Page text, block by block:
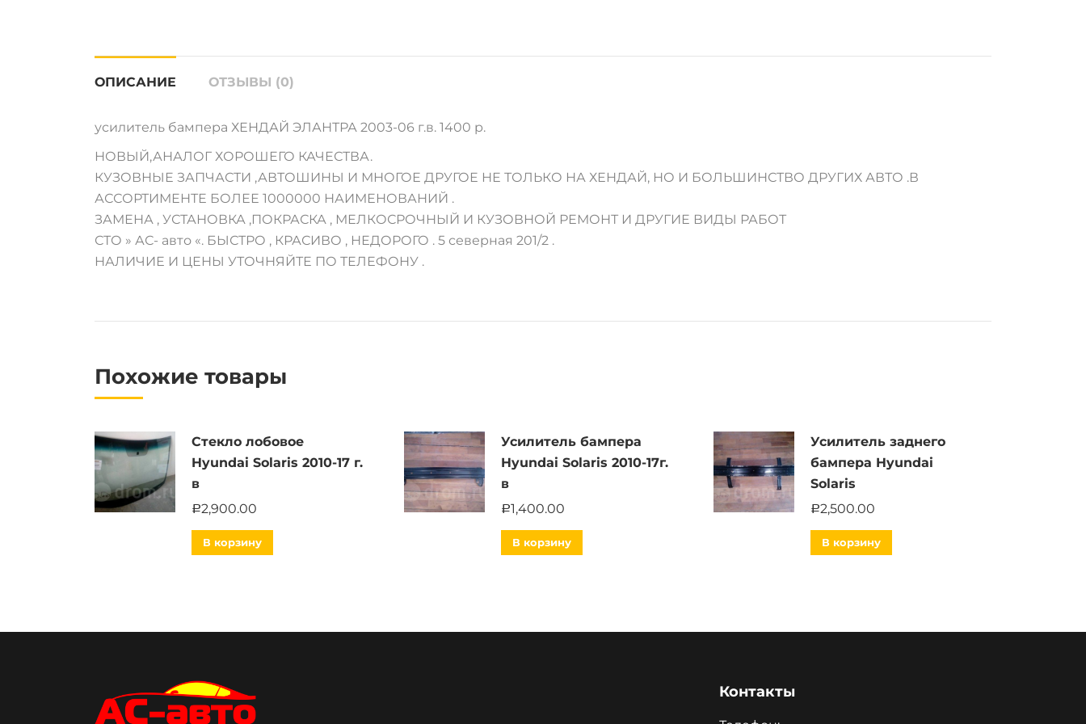
ОПИСАНИЕ ОТЗЫВЫ (0)
усилитель бампера ХЕНДАЙ ЭЛАНТРА 2003-06 г.в. 1400 р.
НОВЫЙ,АНАЛОГ ХОРОШЕГО КАЧЕСТВА.
КУЗОВНЫЕ ЗАПЧАСТИ ,АВТОШИНЫ И МНОГОЕ ДРУГОЕ НЕ ТОЛЬКО НА ХЕНДАЙ, НО И БОЛЬШИНСТВО ДРУГИХ АВТО .В
АССОРТИМЕНТЕ БОЛЕЕ 1000000 НАИМЕНОВАНИЙ .
ЗАМЕНА , УСТАНОВКА ,ПОКРАСКА , МЕЛКОСРОЧНЫЙ И КУЗОВНОЙ РЕМОНТ И ДРУГИЕ ВИДЫ РАБОТ
СТО » АС- авто «. БЫСТРО , КРАСИВО , НЕДОРОГО . 5 северная 201/2 .
НАЛИЧИЕ И ЦЕНЫ УТОЧНЯЙТЕ ПО ТЕЛЕФОНУ .
Похожие товары
Стекло лобовое
Hyundai Solaris 2010-17 г.
в
Р2,900.00
В корзину
Усилитель бампера
Hyundai Solaris 2010-17г.
в
Р1,400.00
В корзину
Усилитель заднего
бампера Hyundai
Solaris
Р2,500.00
В корзину
Контакты